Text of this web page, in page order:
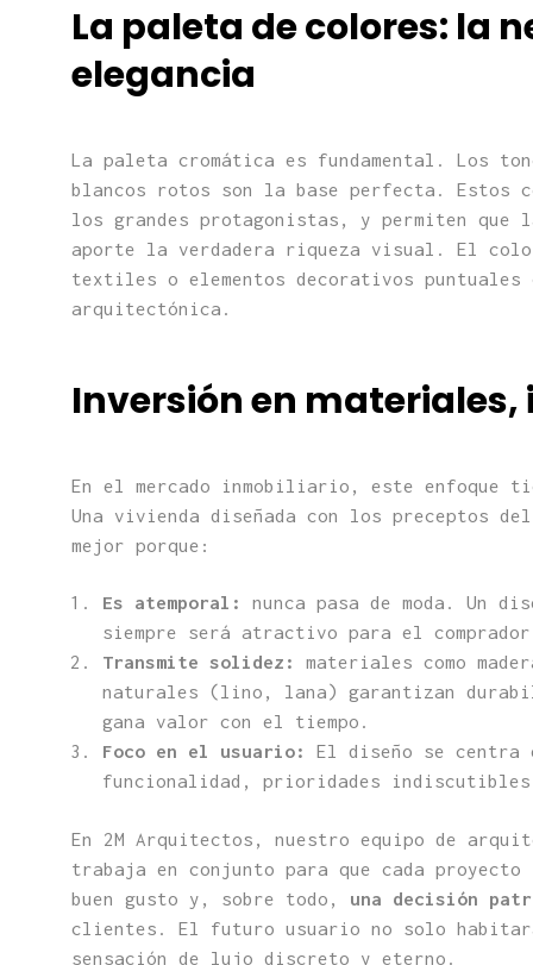
La paleta de colores: la
elegancia
La paleta cromática es fundamental. Los
blancos rotos son la base perfecta. Estos
los grandes protagonistas, y permiten
aporte la verdadera riqueza visual. El
textiles o elementos decorativos
arquitectónica.
Inversión en
En el mercado inmobiliario, este enfoque
Una vivienda diseñada con los preceptos
mejor porque:
Es atemporal:
nunca pasa de moda. Un
siempre será atractivo para el
Transmite solidez:
materiales como
naturales (lino, lana) garantizan
gana valor con el tiempo.
Foco en el usuario:
El diseño se centra
funcionalidad, prioridades
En 2M Arquitectos, nuestro equipo de
trabaja en conjunto para que cada
buen gusto y, sobre todo, una decisión
clientes. El futuro usuario no solo
sensación de lujo discreto y eterno.